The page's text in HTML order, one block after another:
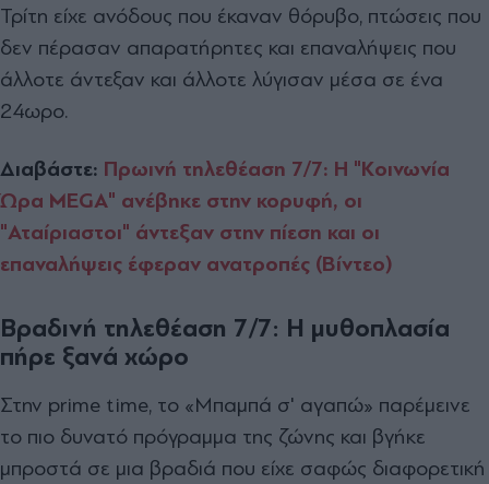
Τρίτη είχε ανόδους που έκαναν θόρυβο, πτώσεις που
δεν πέρασαν απαρατήρητες και επαναλήψεις που
άλλοτε άντεξαν και άλλοτε λύγισαν μέσα σε ένα
24ωρο.
Διαβάστε: Πρωινή τηλεθέαση 7/7: Η "Κοινωνία
Ώρα MEGA" ανέβηκε στην κορυφή, οι
"Αταίριαστοι" άντεξαν στην πίεση και οι
επαναλήψεις έφεραν ανατροπές (Βίντεο)
Βραδινή τηλεθέαση 7/7: Η μυθοπλασία
πήρε ξανά χώρο
Στην prime time, το «Μπαμπά σ' αγαπώ» παρέμεινε
το πιο δυνατό πρόγραμμα της ζώνης και βγήκε
μπροστά σε μια βραδιά που είχε σαφώς διαφορετική